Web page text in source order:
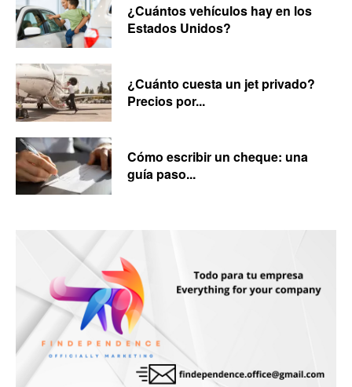
¿Cuántos vehículos hay en los
Estados Unidos?
¿Cuánto cuesta un jet privado?
Precios por...
Cómo escribir un cheque: una
guía paso...